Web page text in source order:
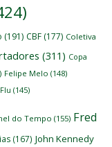
(191) CBF (177) Coletiva
(311) Copa
Felipe Melo (148)
(145)
do Tempo (155) Fred
(167) John Kennedy